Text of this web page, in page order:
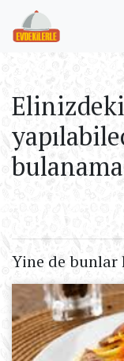
Yine de